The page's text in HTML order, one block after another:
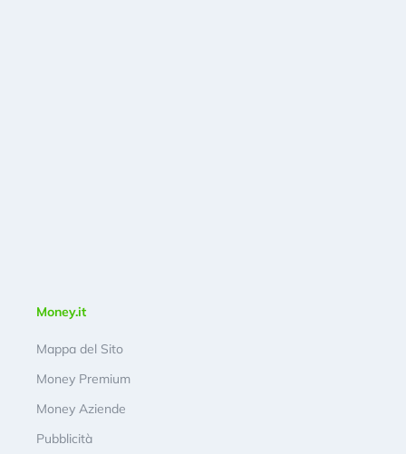
Money.it
Mappa del Sito
Money Premium
Money Aziende
Pubblicità